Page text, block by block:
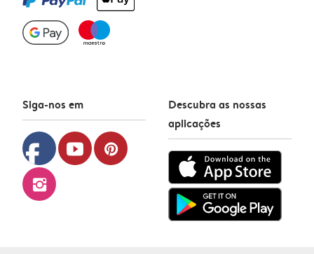
Siga-nos em
facebook youtube pinterest
instagram
Descubra as nossas
aplicações